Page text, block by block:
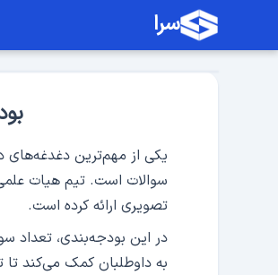
سرا
یکی از مهم‌ترین دغدغه‌های
تصویری ارائه کرده است.
در این بودجه‌بندی،
به داوطلبان کمک می‌کند
وبینار
حل آزمون